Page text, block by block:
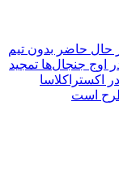
حال حاضر بدون تیم
اوج جنجال‌ها تمجید
اکستراکلاسا
است